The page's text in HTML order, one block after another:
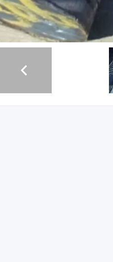
Компания ООО МХ «Стали Урала»
Склад г. Екатеринбург.